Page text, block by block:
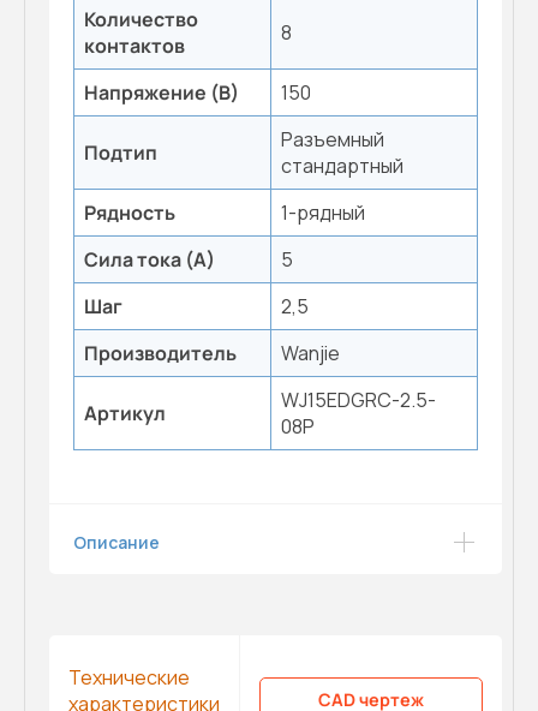
Количество
контактов
8
Напряжение (В) 150
Подтип
Разъемный
стандартный
Рядность
1-рядный
Сила тока (А)
5
Шаг
2,5
Производитель
Wanjie
Артикул
WJ15EDGRC-2.5-
08P
Описание
Технические
характеристики
CAD чертеж